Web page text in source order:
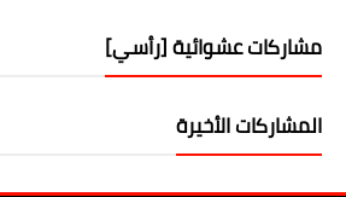
مشاركات عشوائية [رأسي]
المشاركات الأخيرة